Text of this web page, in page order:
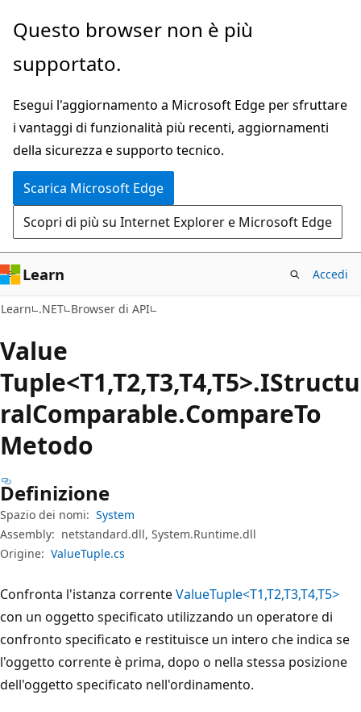
Ignora
passa
contenuto
principale
Passare
allo
spostamento
pagina
Questo browser non è più
supportato.
Esegui l'aggiornamento a Microsoft Edge per sfruttare
i vantaggi di funzionalità più recenti, aggiornamenti
della sicurezza e supporto tecnico.
Scarica Microsoft Edge
Scopri di più su Internet Explorer e Microsoft Edge
Learn Accedi
Learn .NET Browser di API
Value
Tuple<T1,T2,T3,T4,T5>.IStructu
ralComparable.CompareTo
Metodo
Definizione
Spazio dei nomi: System
Assembly: netstandard.dll, System.Runtime.dll
Origine: ValueTuple.cs
Confronta l'istanza correnteValueTuple<T1,T2,T3,T4,T5>
con un oggetto specificato utilizzando un operatore di
confronto specificato e restituisce un intero che indica se
l'oggetto corrente è prima, dopo o nella stessa posizione
dell'oggetto specificato nell'ordinamento.